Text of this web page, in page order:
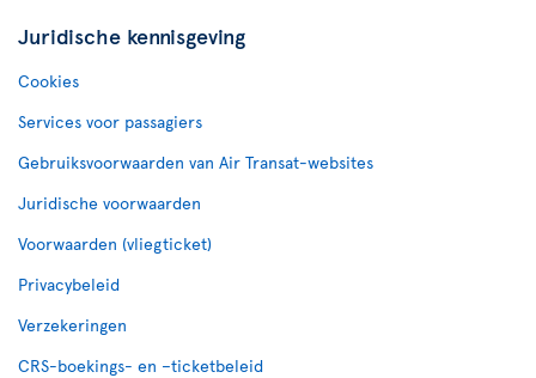
Juridische kennisgeving
Cookies
Services voor passagiers
Gebruiksvoorwaarden van Air Transat-websites
Juridische voorwaarden
Voorwaarden (vliegticket)
Privacybeleid
Verzekeringen
CRS-boekings- en –ticketbeleid